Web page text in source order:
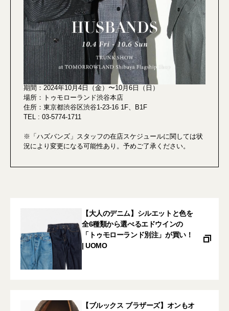
期間：2024年10月4日（金）〜10月6日（日）
場所：トゥモローランド渋谷本店
住所：東京都渋谷区渋谷1-23-16 1F、B1F
TEL : 03-5774-1711
※「ハズバンズ」スタッフの在店スケジュールに関しては状
況により変更になる可能性あり。予めご了承ください。
【大人のデニム】シルエットと色を
全6種類から選べるエドウインの
「トゥモローランド別注」が買い！
| UOMO
【ブルックス ブラザーズ】オンもオ